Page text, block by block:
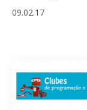
09.02.17